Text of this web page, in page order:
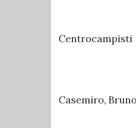
Centrocampisti
Casemiro,